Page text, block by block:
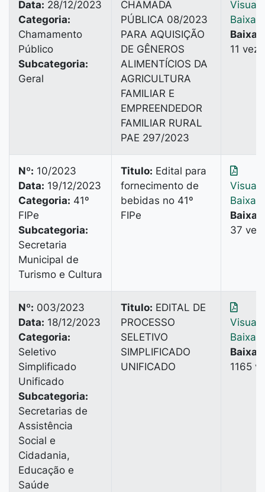
Data: 28/12/2023
Categoria:
Chamamento
Público
Subcategoria:
Geral
CHAMADA
PÚBLICA 08/2023
PARA AQUISIÇÃO
DE GÊNEROS
ALIMENTÍCIOS DA
AGRICULTURA
FAMILIAR E
EMPREENDEDOR
FAMILIAR RURAL
PAE 297/2023
Baixar
11
Nº: 10/2023
Data: 19/12/2023
Categoria: 41º
FIPe
Subcategoria:
Secretaria
Municipal de
Turismo e Cultura
Titulo: Edital para
fornecimento de
bebidas no 41º
FIPe
Baixar
37
Nº: 003/2023
Data: 18/12/2023
Categoria:
Seletivo
Simplificado
Unificado
Subcategoria:
Secretarias de
Assistência
Social e
Cidadania,
Educação e
Saúde
Titulo: EDITAL DE
PROCESSO
SELETIVO
SIMPLIFICADO
UNIFICADO
Baixar
1165